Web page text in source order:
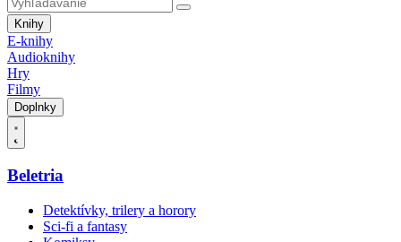
Knihy
E-knihy
Audioknihy
Hry
Filmy
Doplnky
Beletria
Detektívky, trilery a horory
Sci-fi a fantasy